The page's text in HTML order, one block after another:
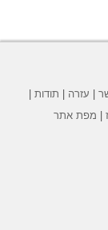
| עזרה | תודות |
| מפת אתר